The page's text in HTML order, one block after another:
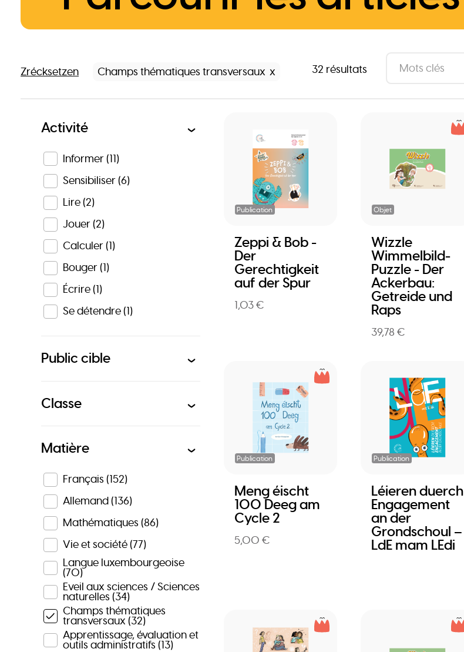
Zrécksetzen Champs thématiques transversaux 32 résultats
Publication
Zeppi & Bob -
Der
Gerechtigkeit
auf der Spur
1,03 €
Objet
Wizzle
Wimmelbild-
Puzzle - Der
Ackerbau:
Getreide und
Raps
39,78 €
Publication
Meng éischt
100 Deeg am
Cycle 2
5,00 €
Publication
Léieren duerch
Engagement
an der
Grondschoul –
LdE mam LEdi
Activité
Informer(11)
Sensibiliser(6)
Lire(2)
Jouer(2)
Calculer(1)
Bouger(1)
Écrire(1)
Se détendre(1)
Public cible
Classe
Matière
Français (152)
Allemand(136)
Mathématiques (86)
Vie et société(77)
Langue luxembourgeoise
(70)
Eveil aux sciences / Sciences
naturelles (34)
Champs thématiques
transversaux (32)
Apprentissage, évaluation et
outils administratifs (13)